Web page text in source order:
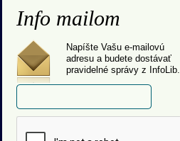
Info mailom
Napíšte Vašu e-mailovú
adresu a budete dostávať
pravidelné správy z InfoLib.